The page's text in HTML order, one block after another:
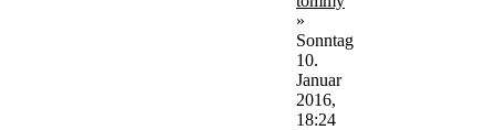
»
Sonntag
10.
Januar
2016,
18:24